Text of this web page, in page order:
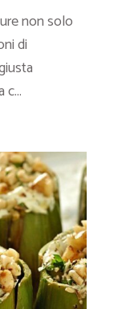
non solo
di